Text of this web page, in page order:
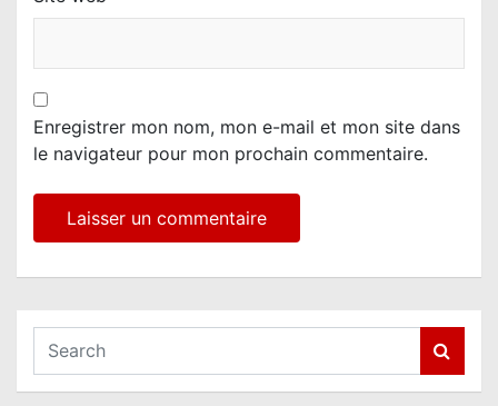
Enregistrer mon nom, mon e-mail et mon site dans
le navigateur pour mon prochain commentaire.
a